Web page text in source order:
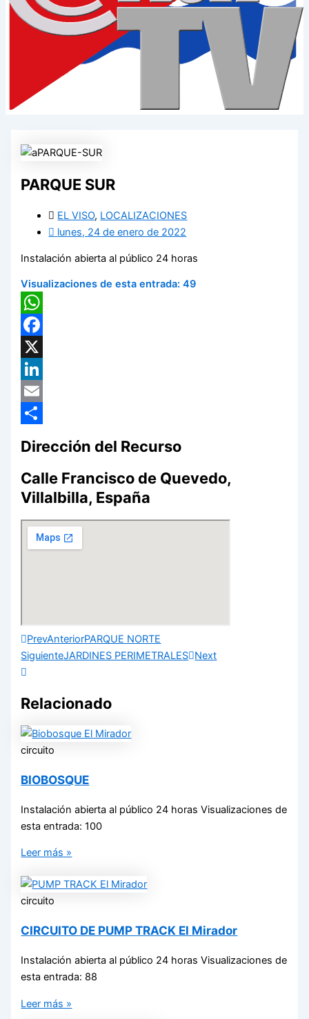
PARQUE SUR
EL VISO, LOCALIZACIONES
lunes, 24 de enero de 2022
Instalación abierta al público 24 horas
Visualizaciones de esta entrada: 49
WhatsApp
Facebook
X
LinkedIn
Email
Dirección del Recurso
Calle Francisco de Quevedo,
Villalbilla, España
PrevAnteriorPARQUE NORTE
SiguienteJARDINES PERIMETRALES Next
Relacionado
circuito
BIOBOSQUE
Instalación abierta al público 24 horas Visualizaciones de
esta entrada: 100
Leer más »
circuito
CIRCUITO DE PUMP TRACK El Mirador
Instalación abierta al público 24 horas Visualizaciones de
esta entrada: 88
Leer más »